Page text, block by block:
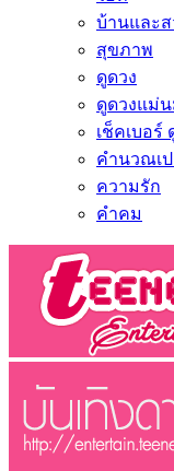
บ้านและ
สุขภาพ
ดูดวง
ดูดวงแม่
เช็คเบอร์
คำนวณเ
ความรัก
คำคม